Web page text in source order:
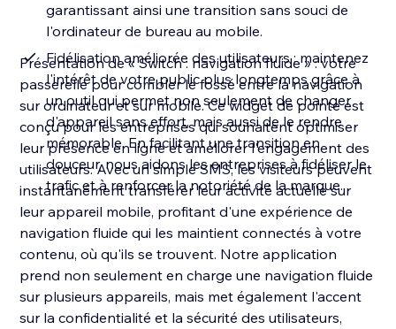
garantissant ainsi une transition sans souci de
l'ordinateur de bureau au mobile.
Fidélisation améliorée des utilisateurs : maintenez
l'intérêt de votre public plus longtemps grâce à
un outil qui permet non seulement de changer
d'appareil sans effort, mais aussi de le rendre
mémorable. En facilitant une transition en
douceur, nous aidons les entreprises à fidéliser le
trafic et à renforcer la notoriété de la marque.
Présentation de « Switch : navigation fluide » : votre
passerelle pour combler le fossé entre la navigation
sur ordinateur et sur mobile. Ce widget de pointe est
conçu pour les entreprises qui souhaitent optimiser
leur présence en ligne et améliorer l'engagement des
utilisateurs. Avec un simple SMS, les visiteurs peuvent
instantanément transférer leur activité actuelle sur
leur appareil mobile, profitant d'une expérience de
navigation fluide qui les maintient connectés à votre
contenu, où qu'ils se trouvent. Notre application
prend non seulement en charge une navigation fluide
sur plusieurs appareils, mais met également l'accent
sur la confidentialité et la sécurité des utilisateurs,